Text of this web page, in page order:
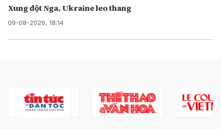
Xung đột Nga, Ukraine leo thang
09-08-2026, 18:14